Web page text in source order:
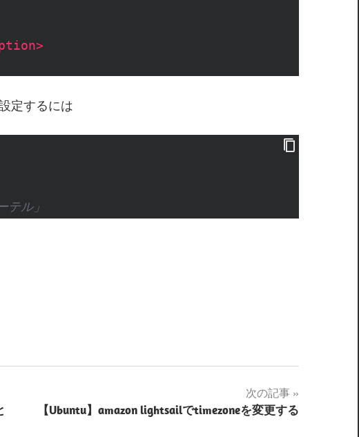
>
定するには
ル」
次の記事
【Ubuntu】amazon lightsailでtimezoneを変更する